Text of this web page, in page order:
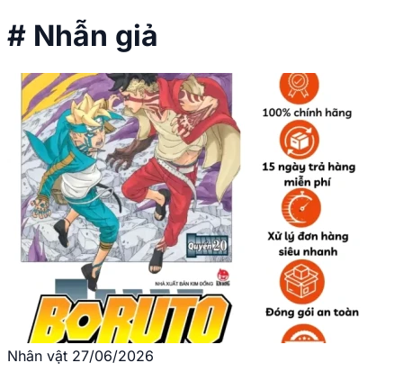
# Nhẫn giả
Nhân vật 27/06/2026